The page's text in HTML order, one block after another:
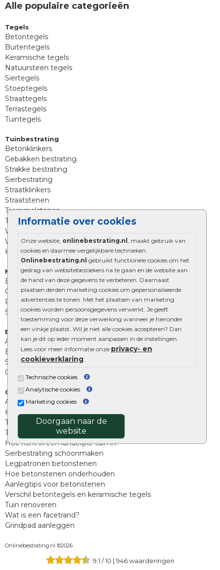
Informatie over cookies
Onze website, onlinebestrating.nl , maakt gebruik van
cookies en daarmee vergelijkbare technieken.
Onlinebestrating.nl gebruikt functionele cookies om het
gedrag van websitebezoekers na te gaan en de website aan
de hand van deze gegevens te verbeteren. Daarnaast
plaatsen derden marketing cookies om gepersonaliseerde
advertenties te tonen. Met het plaatsen van marketing
cookies worden persoonsgegevens verwerkt. Je geeft
toestemming voor deze verwerking wanneer je hieronder
een vinkje plaatst. Wil je niet alle cookies accepteren? Dan
kan je dit op ieder moment aanpassen in de instellingen.
Lees voor meer informatie onze privacy- en
cookieverklaring
Technische cookies
Analytische cookies
Marketing cookies
Doorgaan naar de
website
Alle populaire categorieën
Tegels
Betontegels
Buitentegels
Keramische tegels
Natuursteen tegels
Siertegels
Stoeptegels
Straattegels
Terrastegels
Tuintegels
Tuinbestrating
Betonklinkers
Gebakken bestrating
Strakke bestrating
Sierbestrating
Straatklinkers
Straatstenen
Trommelstenen
Tuinstenen
Waalformaat
Wildverband bestrating
Kingstones
Muurelementen
Betonbielzen
Opsluitbanden
Palissades
Stapelblokken
Extra benodigdheden
Afwatering en diversen
Beplantings en betonelementen
Split, grind en zand
Oprit tegels
Overig
Aanbiedingen
Kunstgras
Tuintegels outlet
Terrastegels leggen
Hoe richt ik een landelijke tuin in?
Sierbestrating schoonmaken
Legpatronen betonstenen
Hoe betonstenen onderhouden
Aanlegtips voor betonstenen
Verschil betontegels en keramische tegels
Tuin renoveren
Wat is een facetrand?
Grindpad aanleggen
Onlinebestrating.nl ©2026
9.1 / 10 | 946 waarderingen